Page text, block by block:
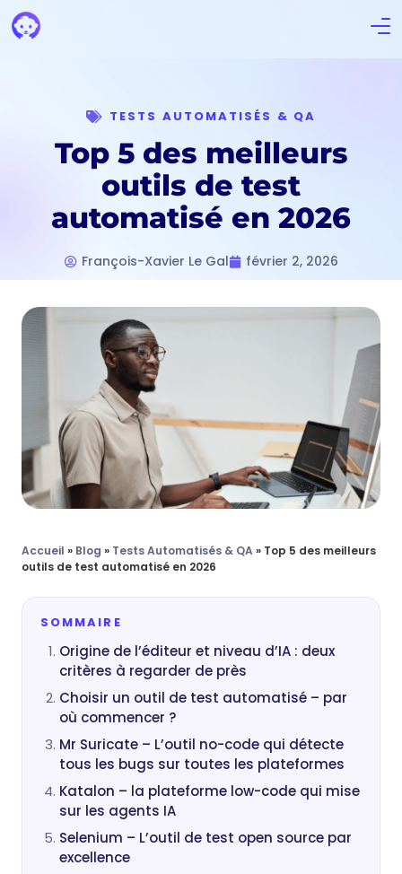
TESTS AUTOMATISÉS & QA
Top 5 des meilleurs
outils de test
automatisé en 2026
François-Xavier Le Gal février 2, 2026
Accueil » Blog » Tests Automatisés & QA » Top 5 des meilleurs
outils de test automatisé en 2026
SOMMAIRE
Origine de l’éditeur et niveau d’IA : deux
critères à regarder de près
Choisir un outil de test automatisé – par
où commencer ?
Mr Suricate – L’outil no-code qui détecte
tous les bugs sur toutes les plateformes
Katalon – la plateforme low-code qui mise
sur les agents IA
Selenium – L’outil de test open source par
excellence